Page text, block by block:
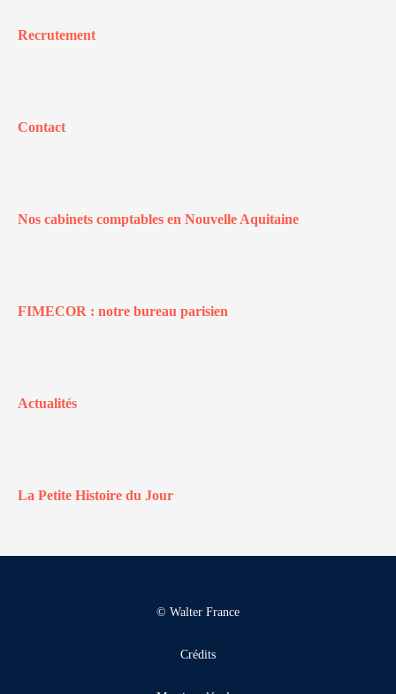
Recrutement
Contact
Nos cabinets comptables en Nouvelle Aquitaine
FIMECOR : notre bureau parisien
Actualités
La Petite Histoire du Jour
© Walter France
Crédits